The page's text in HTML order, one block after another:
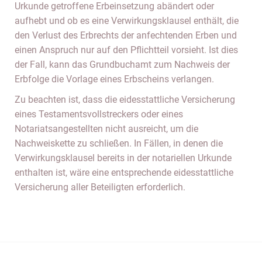
Urkunde getroffene Erbeinsetzung abändert oder
aufhebt und ob es eine Verwirkungsklausel enthält, die
den Verlust des Erbrechts der anfechtenden Erben und
einen Anspruch nur auf den Pflichtteil vorsieht. Ist dies
der Fall, kann das Grundbuchamt zum Nachweis der
Erbfolge die Vorlage eines Erbscheins verlangen.
Zu beachten ist, dass die eidesstattliche Versicherung
eines Testamentsvollstreckers oder eines
Notariatsangestellten nicht ausreicht, um die
Nachweiskette zu schließen. In Fällen, in denen die
Verwirkungsklausel bereits in der notariellen Urkunde
enthalten ist, wäre eine entsprechende eidesstattliche
Versicherung aller Beteiligten erforderlich.